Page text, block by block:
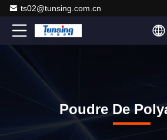
ts02@tunsing.com.cn
Poudre De